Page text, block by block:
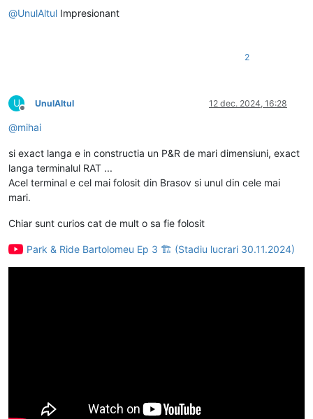
@UnulAltul Impresionant
2
U
Deconectat
UnulAltul 12 dec. 2024, 16:28
@mihai
si exact langa e in constructia un P&R de mari dimensiuni, exact
langa terminalul RAT ...
Acel terminal e cel mai folosit din Brasov si unul din cele mai
mari.
Chiar sunt curios cat de mult o sa fie folosit
Park & Ride Bartolomeu Ep 3 🏗️ (Stadiu lucrari 30.11.2024)